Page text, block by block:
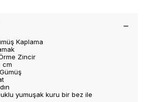
Kaplama
Zincir
cm
yumuşak kuru bir bez ile